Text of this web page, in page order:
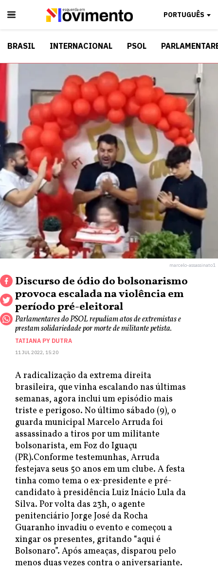
PORTUGUÊS
BRASIL INTERNACIONAL PSOL
marcelo-assassinato1
Discurso de ódio do bolsonarismo
provoca escalada na violência em
período pré-eleitoral
Parlamentares do PSOL repudiam atos de extremistas e
prestam solidariedade por morte de militante petista.
TATIANA PY DUTRA
11 JUL 2022, 15:20
A radicalização da extrema direita
brasileira, que vinha escalando nas últimas
semanas, agora inclui um episódio mais
triste e perigoso. No último sábado (9), o
guarda municipal Marcelo Arruda foi
assassinado a tiros por um militante
bolsonarista, em Foz do Iguaçu
(PR).Conforme testemunhas, Arruda
festejava seus 50 anos em um clube. A festa
tinha como tema o ex-presidente e pré-
candidato à presidência Luiz Inácio Lula da
Silva. Por volta das 23h, o agente
penitenciário Jorge José da Rocha
Guaranho invadiu o evento e começou a
xingar os presentes, gritando “aqui é
Bolsonaro”. Após ameaças, disparou pelo
menos duas vezes contra o aniversariante.